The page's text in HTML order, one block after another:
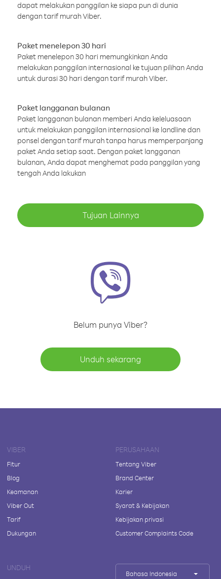
dapat melakukan panggilan ke siapa pun di dunia
dengan tarif murah Viber.
Paket menelepon 30 hari
Paket menelepon 30 hari memungkinkan Anda
melakukan panggilan internasional ke tujuan pilihan Anda
untuk durasi 30 hari dengan tarif murah Viber.
Paket langganan bulanan
Paket langganan bulanan memberi Anda keleluasaan
untuk melakukan panggilan internasional ke landline dan
ponsel dengan tarif murah tanpa harus memperpanjang
paket Anda setiap saat. Dengan paket langganan
bulanan, Anda dapat menghemat pada panggilan yang
tengah Anda lakukan
Tujuan Lainnya
Belum punya Viber?
Unduh sekarang
VIBER
Fitur
Blog
Keamanan
Viber Out
Tarif
Dukungan
PERUSAHAAN
Tentang Viber
Brand Center
Karier
Syarat & Kebijakan
Kebijakan privasi
Customer Complaints Code
UNDUH
Bahasa Indonesia